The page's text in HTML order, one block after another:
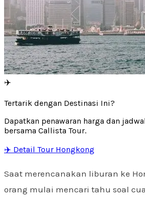
✈️
Tertarik dengan Destinasi Ini?
Dapatkan penawaran harga dan
bersama Callista Tour.
✈️ Detail Tour Hongkong
Saat merencanakan liburan ke
orang mulai mencari tahu soal